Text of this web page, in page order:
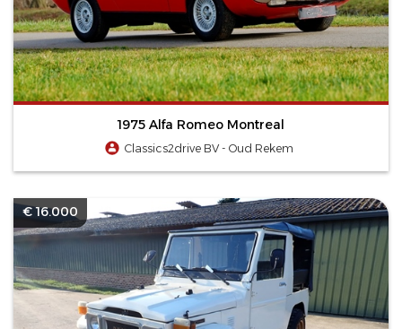
1975 Alfa Romeo Montreal
Classics2drive BV - Oud Rekem
€ 16.000